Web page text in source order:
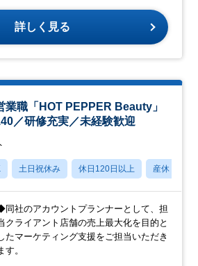
詳しく見る
業職「HOT PEPPER Beauty」
／研修充実／未経験歓迎
土日祝休み 休日120日以上 産休・育休
同社のアカウントプランナーとして、担
クライアント店舗の売上最大化を目的と
たマーケティング支援をご担当いただき
す。